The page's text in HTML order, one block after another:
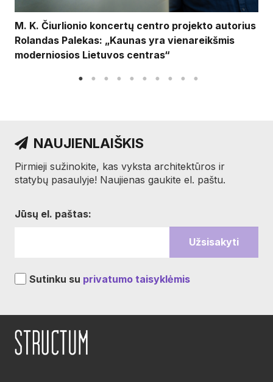
M. K. Čiurlionio koncertų centro projekto autorius
Rolandas Palekas: „Kaunas yra vienareikšmis
moderniosios Lietuvos centras“
NAUJIENLAIŠKIS
Pirmieji sužinokite, kas vyksta architektūros ir
statybų pasaulyje! Naujienas gaukite el. paštu.
Jūsų el. paštas:
Sutinku su privatumo taisyklėmis